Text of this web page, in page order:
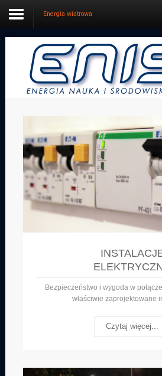
Oferta
Projektowanie
Firma
Kontakt
Energia wiatrowa
Bezpieczeństwo i wygoda w
właściwie zaprojektowane
Czytaj więcej...